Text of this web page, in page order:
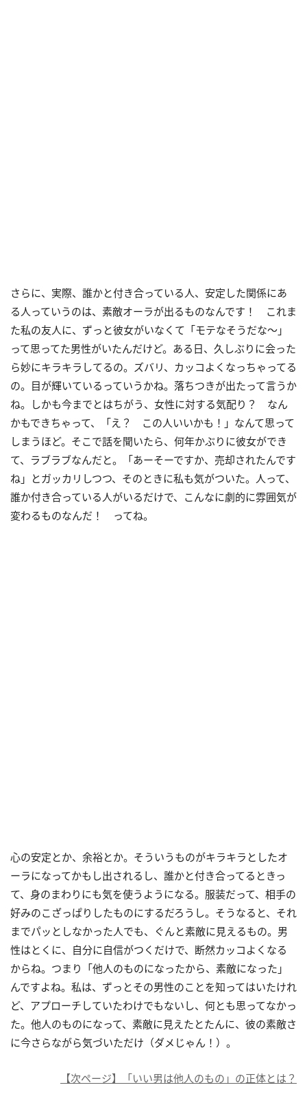
さらに、実際、誰かと付き合っている人、安定した関係にあ
る人っていうのは、素敵オーラが出るものなんです！ これま
た私の友人に、ずっと彼女がいなくて「モテなそうだな～」
って思ってた男性がいたんだけど。ある日、久しぶりに会った
ら妙にキラキラしてるの。ズバリ、カッコよくなっちゃってる
の。目が輝いているっていうかね。落ちつきが出たって言うか
ね。しかも今までとはちがう、女性に対する気配り？ なん
かもできちゃって、「え？ この人いいかも！」なんて思って
しまうほど。そこで話を聞いたら、何年かぶりに彼女ができ
て、ラブラブなんだと。「あーそーですか、売却されたんです
ね」とガッカリしつつ、そのときに私も気がついた。人って、
誰か付き合っている人がいるだけで、こんなに劇的に雰囲気が
変わるものなんだ！ ってね。
心の安定とか、余裕とか。そういうものがキラキラとしたオ
ーラになってかもし出されるし、誰かと付き合ってるときっ
て、身のまわりにも気を使うようになる。服装だって、相手の
好みのこざっぱりしたものにするだろうし。そうなると、それ
までパッとしなかった人でも、ぐんと素敵に見えるもの。男
性はとくに、自分に自信がつくだけで、断然カッコよくなる
からね。つまり「他人のものになったから、素敵になった」
んですよね。私は、ずっとその男性のことを知ってはいたけれ
ど、アプローチしていたわけでもないし、何とも思ってなかっ
た。他人のものになって、素敵に見えたとたんに、彼の素敵さ
に今さらながら気づいただけ（ダメじゃん！）。
【次ページ】「いい男は他人のもの」の正体とは？